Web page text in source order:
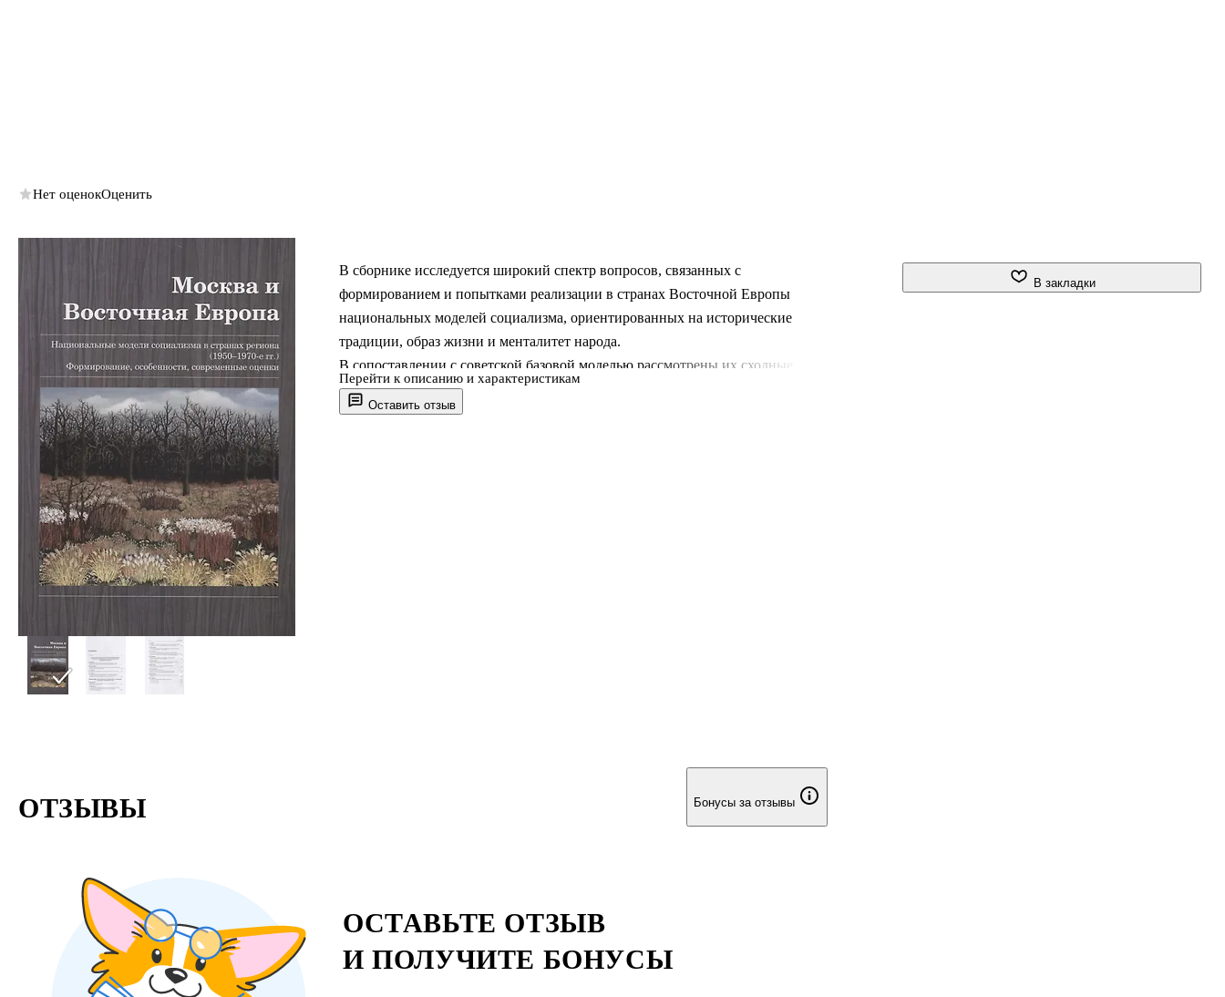
Оставить отзыв
В сборнике исследуется широкий спектр вопросов, связанных с
формированием и попытками реализации в странах Восточной Европы
национальных моделей социализма, ориентированных на исторические
традиции, образ жизни и менталитет народа.
В сопоставлении с советской базовой моделью рассмотрены их сходные
черты и отличия, эволюция идеологии и практики национального
социализма, характер отношений с ие-
Перейти к описанию и характеристикам
Нет оценокОценить
В закладки
ОТЗЫВЫ Бонусы за отзывы
ОСТАВЬТЕ ОТЗЫВ
И ПОЛУЧИТЕ БОНУСЫ